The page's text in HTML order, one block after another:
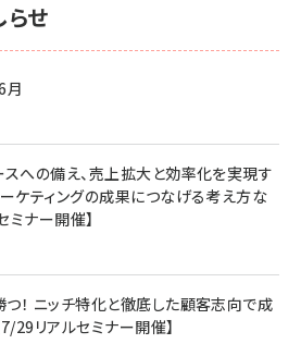
せ
月
スへの備え、売上拡大と効率化を実現す
ーケティングの成果につなげる考え方な
ミナー開催】
！ ニッチ特化と徹底した顧客志向で成
29リアルセミナー開催】